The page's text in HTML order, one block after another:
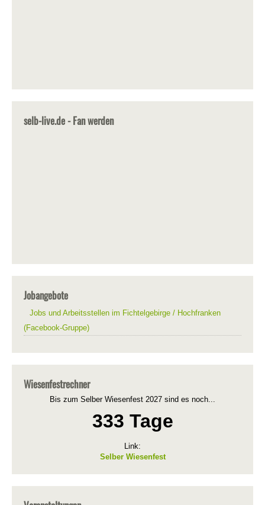
selb-live.de - Fan werden
Jobangebote
Jobs und Arbeitsstellen im Fichtelgebirge / Hochfranken
(Facebook-Gruppe)
Wiesenfestrechner
Bis zum Selber Wiesenfest 2027 sind es noch...
333 Tage
Link:
Selber Wiesenfest